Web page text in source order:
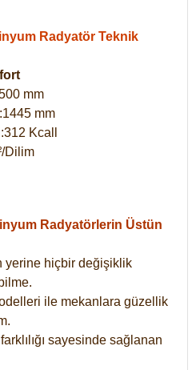
Radyatör Teknik
mm
mm
Kcall
Dilim
Radyatörlerin Üstün
yerine hiçbir değişiklik
ile mekanlara güzellik
sayesinde sağlanan